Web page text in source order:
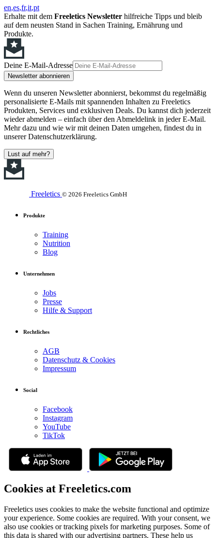
en es fr it pt
Erhalte mit dem Freeletics Newsletter hilfreiche Tipps und bleib
auf dem neusten Stand in Sachen Training, Ernährung und
Produkte.
Deine E-Mail-Adresse
Newsletter abonnieren
Wenn du unseren Newsletter abonnierst, bekommst du regelmäßig
personalisierte E-Mails mit spannenden Inhalten zu Freeletics
Produkten, Services und exklusiven Deals. Du kannst dich jederzeit
wieder abmelden – einfach über den Abmeldelink in jeder E-Mail.
Mehr dazu und wie wir mit deinen Daten umgehen, findest du in
unserer Datenschutzerklärung.
Lust auf mehr?
Freeletics © 2026 Freeletics GmbH
Produkte
Training
Nutrition
Blog
Unternehmen
Jobs
Presse
Hilfe & Support
Rechtliches
AGB
Datenschutz & Cookies
Impressum
Social
Facebook
Instagram
YouTube
TikTok
Cookies at Freeletics.com
Freeletics uses cookies to make the website functional and optimize
your experience. Some cookies are required. With your consent, we
also use cookies or tracking pixels for marketing purposes. Some of
this data is shared with our advertising partners. These help us